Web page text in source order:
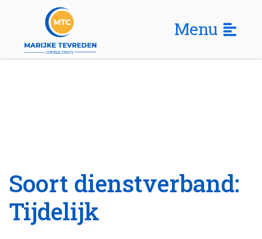
Menu
Soort dienstverband:
Tijdelijk